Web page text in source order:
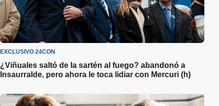
EXCLUSIVO 24CON
¿Viñuales saltó de la sartén al fuego? abandonó a
Insaurralde, pero ahora le toca lidiar con Mercuri (h)